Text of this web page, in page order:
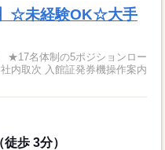
】☆未経験OK☆大手
★17名体制の5ポジションロー
歩 3分）